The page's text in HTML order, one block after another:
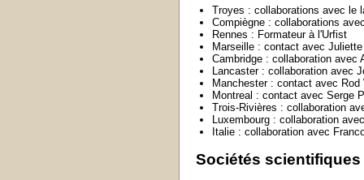
Troyes : collaborations avec le
Compiègne : collaborations
Rennes : Formateur à l'Urfist
Marseille : contact avec
Cambridge : collaboration avec
Lancaster : collaboration avec
Manchester : contact avec Rod
Montreal : contact avec Serge
Trois-Rivières : collaboration
Luxembourg : collaboration
Italie : collaboration avec
Sociétés scientifiques